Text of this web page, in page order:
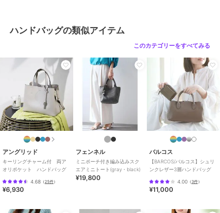
ハンドバッグの類似アイテム
このカテゴリーをすべてみる
アングリッド
キーリングチャーム付 両ア
オリポケット ハンドバッグ
4.68 （25件）
¥6,930
フェンネル
ミニポーチ付き編み込みスク
エアミニトート(gray・black)
¥19,800
バルコス
【BARCOS/バルコス】シュリ
ンクレザー3層ハンドバッグ
4.00（3件）
¥11,000